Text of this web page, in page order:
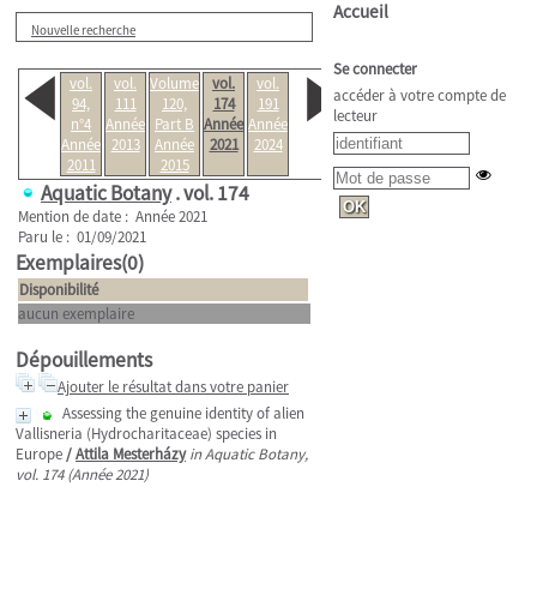
Nouvelle recherche
vol.
94,
n°4
Année
2011
vol.
111
Année
2013
Volume
120,
Part B
Année
2015
vol.
174
Année
2021
vol.
191
Année
2024
Aquatic Botany.vol. 174
Mention de date : Année 2021
Paru le : 01/09/2021
Exemplaires(0)
Disponibilité
aucun exemplaire
Dépouillements
Ajouter le résultat dans votre panier
Assessing the genuine identity of alien
Vallisneria (Hydrocharitaceae) species in
Europe/Attila Mesterházy in Aquatic Botany,
vol. 174 (Année 2021)
Accueil
Se connecter
accéder à votre compte de
lecteur